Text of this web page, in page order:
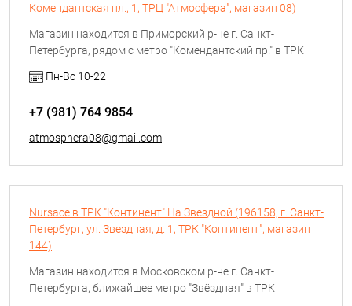
Комендантская пл., 1, ТРЦ "Атмосфера", магазин 08)
Магазин находится в Приморский р-не г. Санкт-
Петербурга, рядом с метро "Комендантский пр." в ТРК
магазине можно приобрести обувь и сумки.
Пн-Вс 10-22
+7 (981) 764 9854
atmosphera08@gmail.com
Nursace в ТРК "Континент" На Звездной (196158, г. Санкт-
Петербург, ул. Звездная, д. 1, ТРК "Континент", магазин
144)
Магазин находится в Московском р-не г. Санкт-
Петербурга, ближайшее метро "Звёздная" в ТРК